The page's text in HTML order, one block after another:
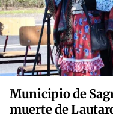
Municipio de
muerte de